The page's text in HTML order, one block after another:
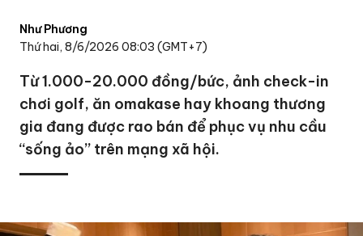
Như Phương
Thứ hai, 8/6/2026 08:03 (GMT+7)
Từ 1.000-20.000 đồng/bức, ảnh check-in
chơi golf, ăn omakase hay khoang thương
gia đang được rao bán để phục vụ nhu cầu
“sống ảo” trên mạng xã hội.